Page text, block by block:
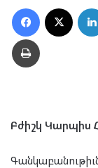
Facebook
Տպել
Բժիշկ Կարպիս